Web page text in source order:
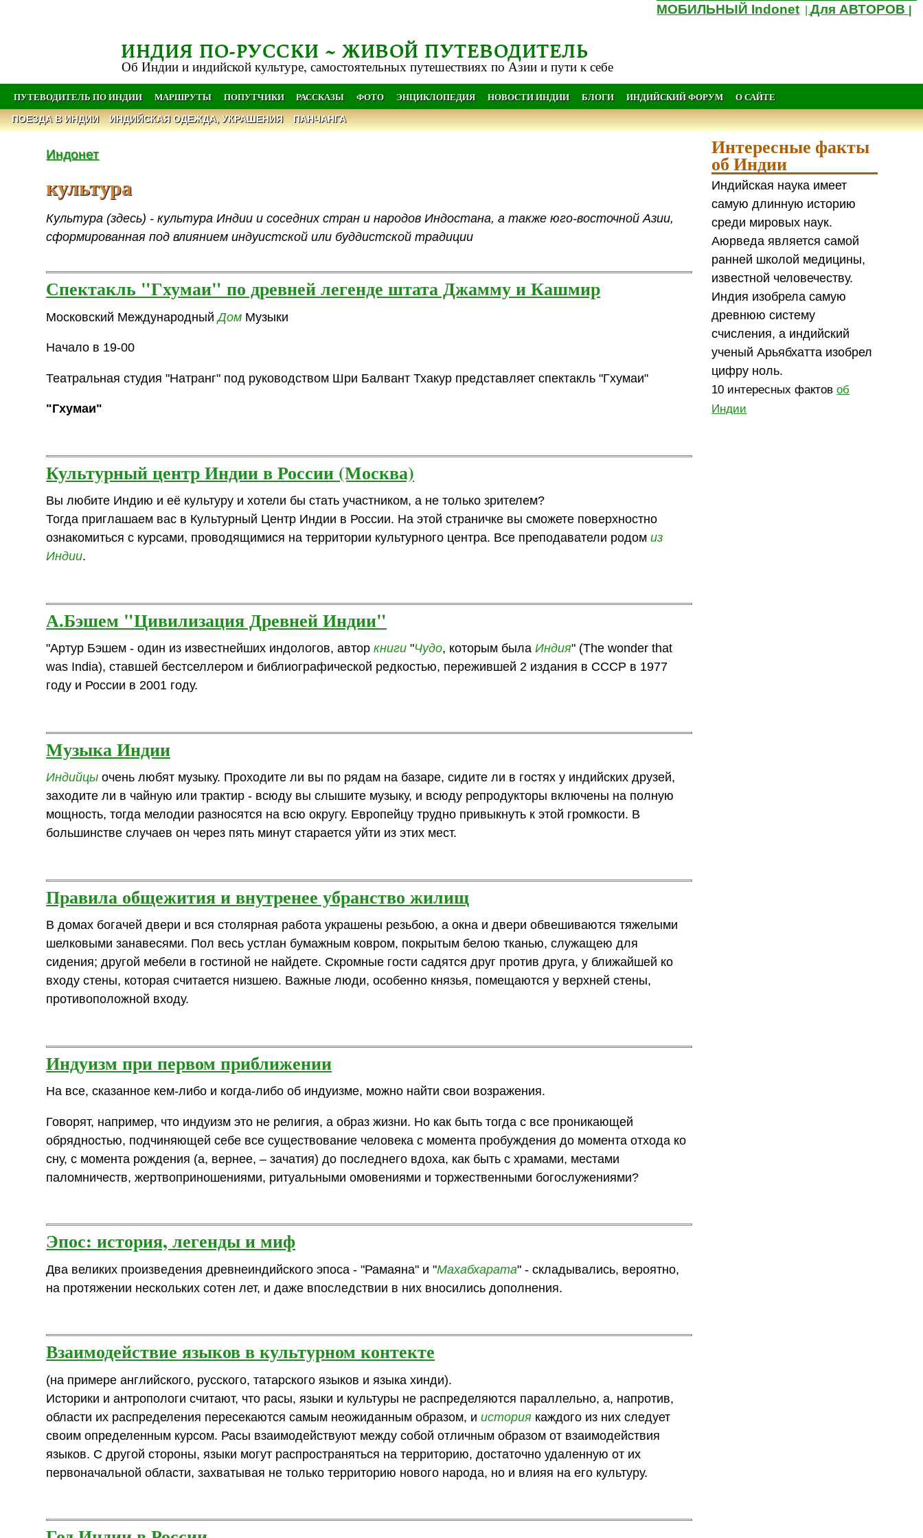
МОБИЛЬНЫЙ Indonet |Для АВТОРОВ
ИНДИЯ ПО-РУССКИ ~ ЖИВОЙ ПУТЕВОДИТЕЛЬ
Об Индии и индийской культуре, самостоятельных путешествиях по Азии и пути к себе
ПУТЕВОДИТЕЛЬ ПО ИНДИИ МАРШРУТЫ ПОПУТЧИКИ РАССКАЗЫ ФОТО ЭНЦИКЛОПЕДИЯ НОВОСТИ ИНДИИ БЛОГИ ИНДИЙСКИЙ ФОРУМ О САЙТЕ
ПОЕЗДА В ИНДИИ ИНДИЙСКАЯ ОДЕЖДА, УКРАШЕНИЯ ПАНЧАНГА
Индонет
культура
Культура (здесь) - культура Индии и соседних стран и народов Индостана, а также юго-восточной Азии,
сформированная под влиянием индуистской или буддистской традиции
Спектакль "Гхумаи" по древней легенде штата Джамму и Кашмир
Московский МеждународныйДом Музыки
Начало в 19-00
Театральная студия "Натранг" под руководством Шри Балвант Тхакур представляет спектакль "Гхумаи"
"Гхумаи"
Культурный центр Индии в России (Москва)
Вы любите Индию и её культуру и хотели бы стать участником, а не только зрителем?
Тогда приглашаем вас в Культурный Центр Индии в России. На этой страничке вы сможете поверхностно
ознакомиться с курсами, проводящимися на территории культурного центра. Все преподаватели родомиз
Индии.
А.Бэшем "Цивилизация Древней Индии"
"Артур Бэшем - один из известнейших индологов, авторкниги "Чудо, которым былаИндия" (The wonder that
was India), ставшей бестселлером и библиографической редкостью, пережившей 2 издания в СССР в 1977
году и России в 2001 году.
Музыка Индии
Индийцы очень любят музыку. Проходите ли вы по рядам на базаре, сидите ли в гостях у индийских друзей,
заходите ли в чайную или трактир - всюду вы слышите музыку, и всюду репродукторы включены на полную
мощность, тогда мелодии разносятся на всю округу. Европейцу трудно привыкнуть к этой громкости. В
большинстве случаев он через пять минут старается уйти из этих мест.
Правила общежития и внутренее убранство жилищ
В домах богачей двери и вся столярная работа украшены резьбою, а окна и двери обвешиваются тяжелыми
шелковыми занавесями. Пол весь устлан бумажным ковром, покрытым белою тканью, служащею для
сидения; другой мебели в гостиной не найдете. Скромные гости садятся друг против друга, у ближайшей ко
входу стены, которая считается низшею. Важные люди, особенно князья, помещаются у верхней стены,
противоположной входу.
Индуизм при первом приближении
На все, сказанное кем-либо и когда-либо об индуизме, можно найти свои возражения.
Говорят, например, что индуизм это не религия, а образ жизни. Но как быть тогда с все проникающей
обрядностью, подчиняющей себе все существование человека с момента пробуждения до момента отхода ко
сну, с момента рождения (а, вернее, – зачатия) до последнего вдоха, как быть с храмами, местами
паломничеств, жертвоприношениями, ритуальными омовениями и торжественными богослужениями?
Эпос: история, легенды и миф
Два великих произведения древнеиндийского эпоса - "Рамаяна" и "Махабхарата" - складывались, вероятно,
на протяжении нескольких сотен лет, и даже впоследствии в них вносились дополнения.
Взаимодействие языков в культурном контекте
(на примере английского, русского, татарского языков и языка хинди).
Историки и антропологи считают, что расы, языки и культуры не распределяются параллельно, а, напротив,
области их распределения пересекаются самым неожиданным образом, иистория каждого из них следует
своим определенным курсом. Расы взаимодействуют между собой отличным образом от взаимодействия
языков. С другой стороны, языки могут распространяться на территорию, достаточно удаленную от их
первоначальной области, захватывая не только территорию нового народа, но и влияя на его культуру.
Интересные факты
об Индии
Индийская наука имеет
самую длинную историю
среди мировых наук.
Аюрведа является самой
ранней школой медицины,
известной человечеству.
Индия изобрела самую
древнюю систему
счисления, а индийский
ученый Арьябхатта изобрел
цифру ноль.
10 интересных фактовоб
Индии